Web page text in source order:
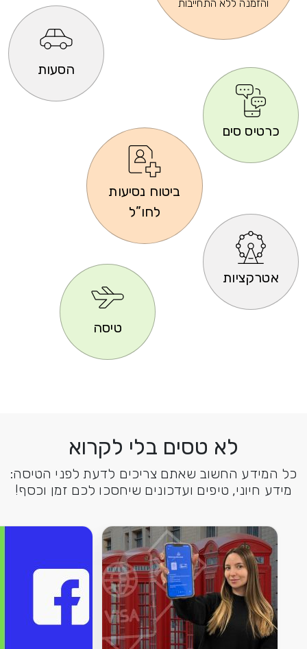
הסעות
והזמנה ללא התחייבות
כרטיס סים
ביטוח נסיעות
לחו”ל
אטרקציות
טיסה
לא טסים בלי לקרוא
כל המידע החשוב שאתם צריכים לדעת לפני הטיסה:
מידע חיוני, טיפים ועדכונים שיחסכו לכם זמן וכסף!